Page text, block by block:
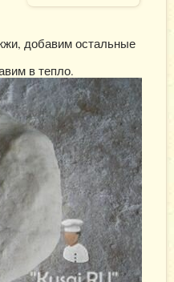
добавим остальные
в тепло.